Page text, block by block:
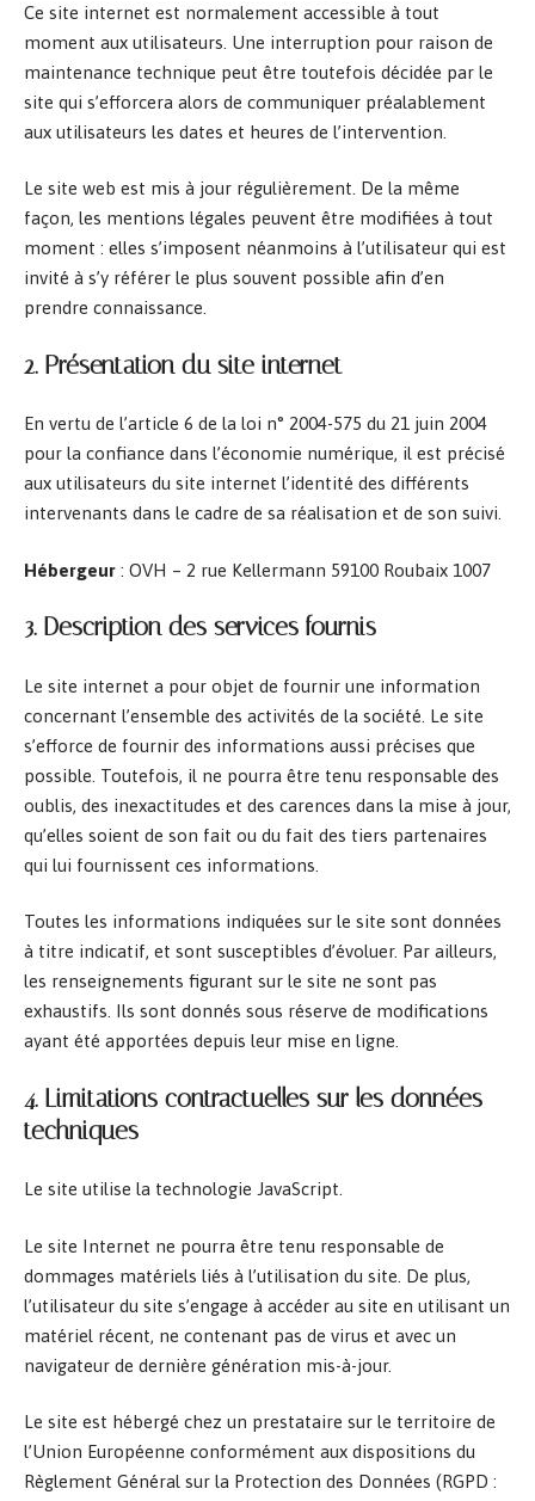
Ce site internet est normalement accessible à tout
moment aux utilisateurs. Une interruption pour raison de
maintenance technique peut être toutefois décidée par le
site qui s’efforcera alors de communiquer préalablement
aux utilisateurs les dates et heures de l’intervention.
Le site web est mis à jour régulièrement. De la même
façon, les mentions légales peuvent être modifiées à tout
moment : elles s’imposent néanmoins à l’utilisateur qui est
invité à s’y référer le plus souvent possible afin d’en
prendre connaissance.
2. Présentation du site internet
En vertu de l’article 6 de la loi n° 2004-575 du 21 juin 2004
pour la confiance dans l’économie numérique, il est précisé
aux utilisateurs du site internet l’identité des différents
intervenants dans le cadre de sa réalisation et de son suivi.
Hébergeur : OVH – 2 rue Kellermann 59100 Roubaix 1007
3. Description des services fournis
Le site internet a pour objet de fournir une information
concernant l’ensemble des activités de la société. Le site
s’efforce de fournir des informations aussi précises que
possible. Toutefois, il ne pourra être tenu responsable des
oublis, des inexactitudes et des carences dans la mise à jour,
qu’elles soient de son fait ou du fait des tiers partenaires
qui lui fournissent ces informations.
Toutes les informations indiquées sur le site sont données
à titre indicatif, et sont susceptibles d’évoluer. Par ailleurs,
les renseignements figurant sur le site ne sont pas
exhaustifs. Ils sont donnés sous réserve de modifications
ayant été apportées depuis leur mise en ligne.
4. Limitations contractuelles sur les données
techniques
Le site utilise la technologie JavaScript.
Le site Internet ne pourra être tenu responsable de
dommages matériels liés à l’utilisation du site. De plus,
l’utilisateur du site s’engage à accéder au site en utilisant un
matériel récent, ne contenant pas de virus et avec un
navigateur de dernière génération mis-à-jour.
Le site est hébergé chez un prestataire sur le territoire de
l’Union Européenne conformément aux dispositions du
Règlement Général sur la Protection des Données (RGPD :